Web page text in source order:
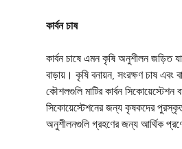
কার্বন চাষ
কার্বন চাষে এমন কৃষি অনুশীলন জড়িত যা
বাড়ায়। কৃষি বনায়ন, সংরক্ষণ চাষ এবং
কৌশলগুলি মাটির কার্বন সিকোয়েস্টেশন
সিকোয়েস্টেশনের জন্য কৃষকদের
অনুশীলনগুলি গ্রহণের জন্য আর্থিক